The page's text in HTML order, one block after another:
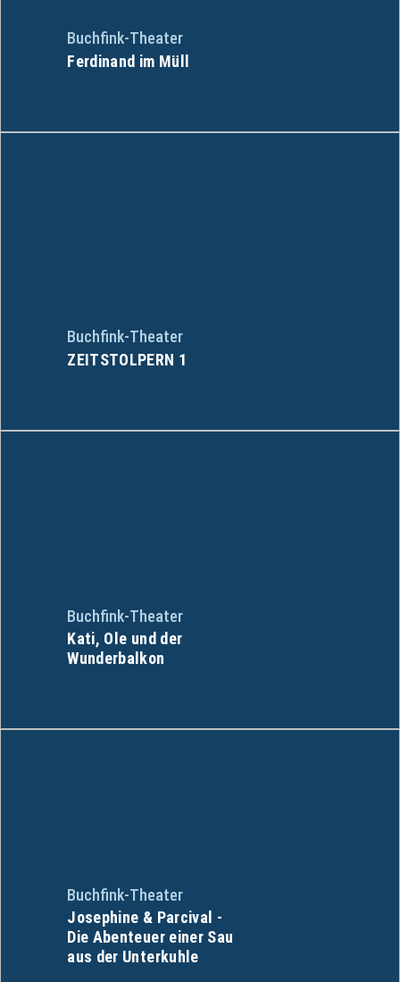
Buchfink-Theater
Ferdinand im Müll
Buchfink-Theater
ZEITSTOLPERN 1
Buchfink-Theater
Kati, Ole und der
Wunderbalkon
Buchfink-Theater
Josephine & Parcival -
Die Abenteuer einer Sau
aus der Unterkuhle